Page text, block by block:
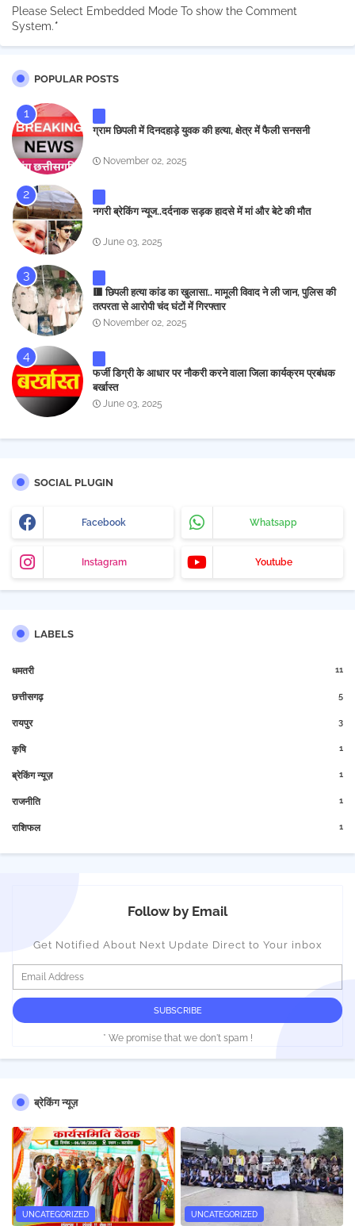
Please Select Embedded Mode To show the Comment
System.*
POPULAR POSTS
ग्राम छिपली में दिनदहाड़े युवक की हत्या, क्षेत्र में फैली सनसनी
November 02, 2025
नगरी ब्रेकिंग न्यूज..दर्दनाक सड़क हादसे में मां और बेटे की मौत
June 03, 2025
🟥 छिपली हत्या कांड का खुलासा.. मामूली विवाद ने ली जान, पुलिस की
तत्परता से आरोपी चंद घंटों में गिरफ्तार
November 02, 2025
फर्जी डिग्री के आधार पर नौकरी करने वाला जिला कार्यक्रम प्रबंधक
बर्खास्त
June 03, 2025
SOCIAL PLUGIN
Facebook Whatsapp
Instagram Youtube
LABELS
धमतरी 11
छत्तीसगढ़ 5
रायपुर 3
कृषि 1
ब्रेकिंग न्यूज़ 1
राजनीति 1
राशिफल 1
Follow by Email
Get Notified About Next Update Direct to Your inbox
* We promise that we don't spam !
ब्रेकिंग न्यूज़
UNCATEGORIZED UNCATEGORIZED